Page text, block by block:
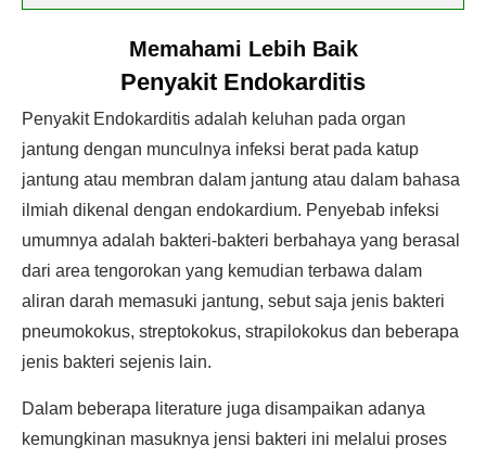
Memahami Lebih Baik
Penyakit Endokarditis
Penyakit Endokarditis adalah keluhan pada organ
jantung dengan munculnya infeksi berat pada katup
jantung atau membran dalam jantung atau dalam bahasa
ilmiah dikenal dengan endokardium. Penyebab infeksi
umumnya adalah bakteri-bakteri berbahaya yang berasal
dari area tengorokan yang kemudian terbawa dalam
aliran darah memasuki jantung, sebut saja jenis bakteri
pneumokokus, streptokokus, strapilokokus dan beberapa
jenis bakteri sejenis lain.
Dalam beberapa literature juga disampaikan adanya
kemungkinan masuknya jensi bakteri ini melalui proses